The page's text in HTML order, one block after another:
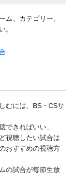
ム、カテゴリー、
。
むには、BS・CSサ
できればいい」
視聴したい試合は
おすすめの視聴方
の試合が毎節生放